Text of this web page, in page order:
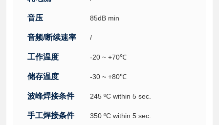
音压 85dB min
音频/断续速率 /
工作温度 -20 ~ +70℃
储存温度 -30 ~ +80℃
波峰焊接条件 245 ºC within 5 sec.
手工焊接条件 350 ºC within 5 sec.